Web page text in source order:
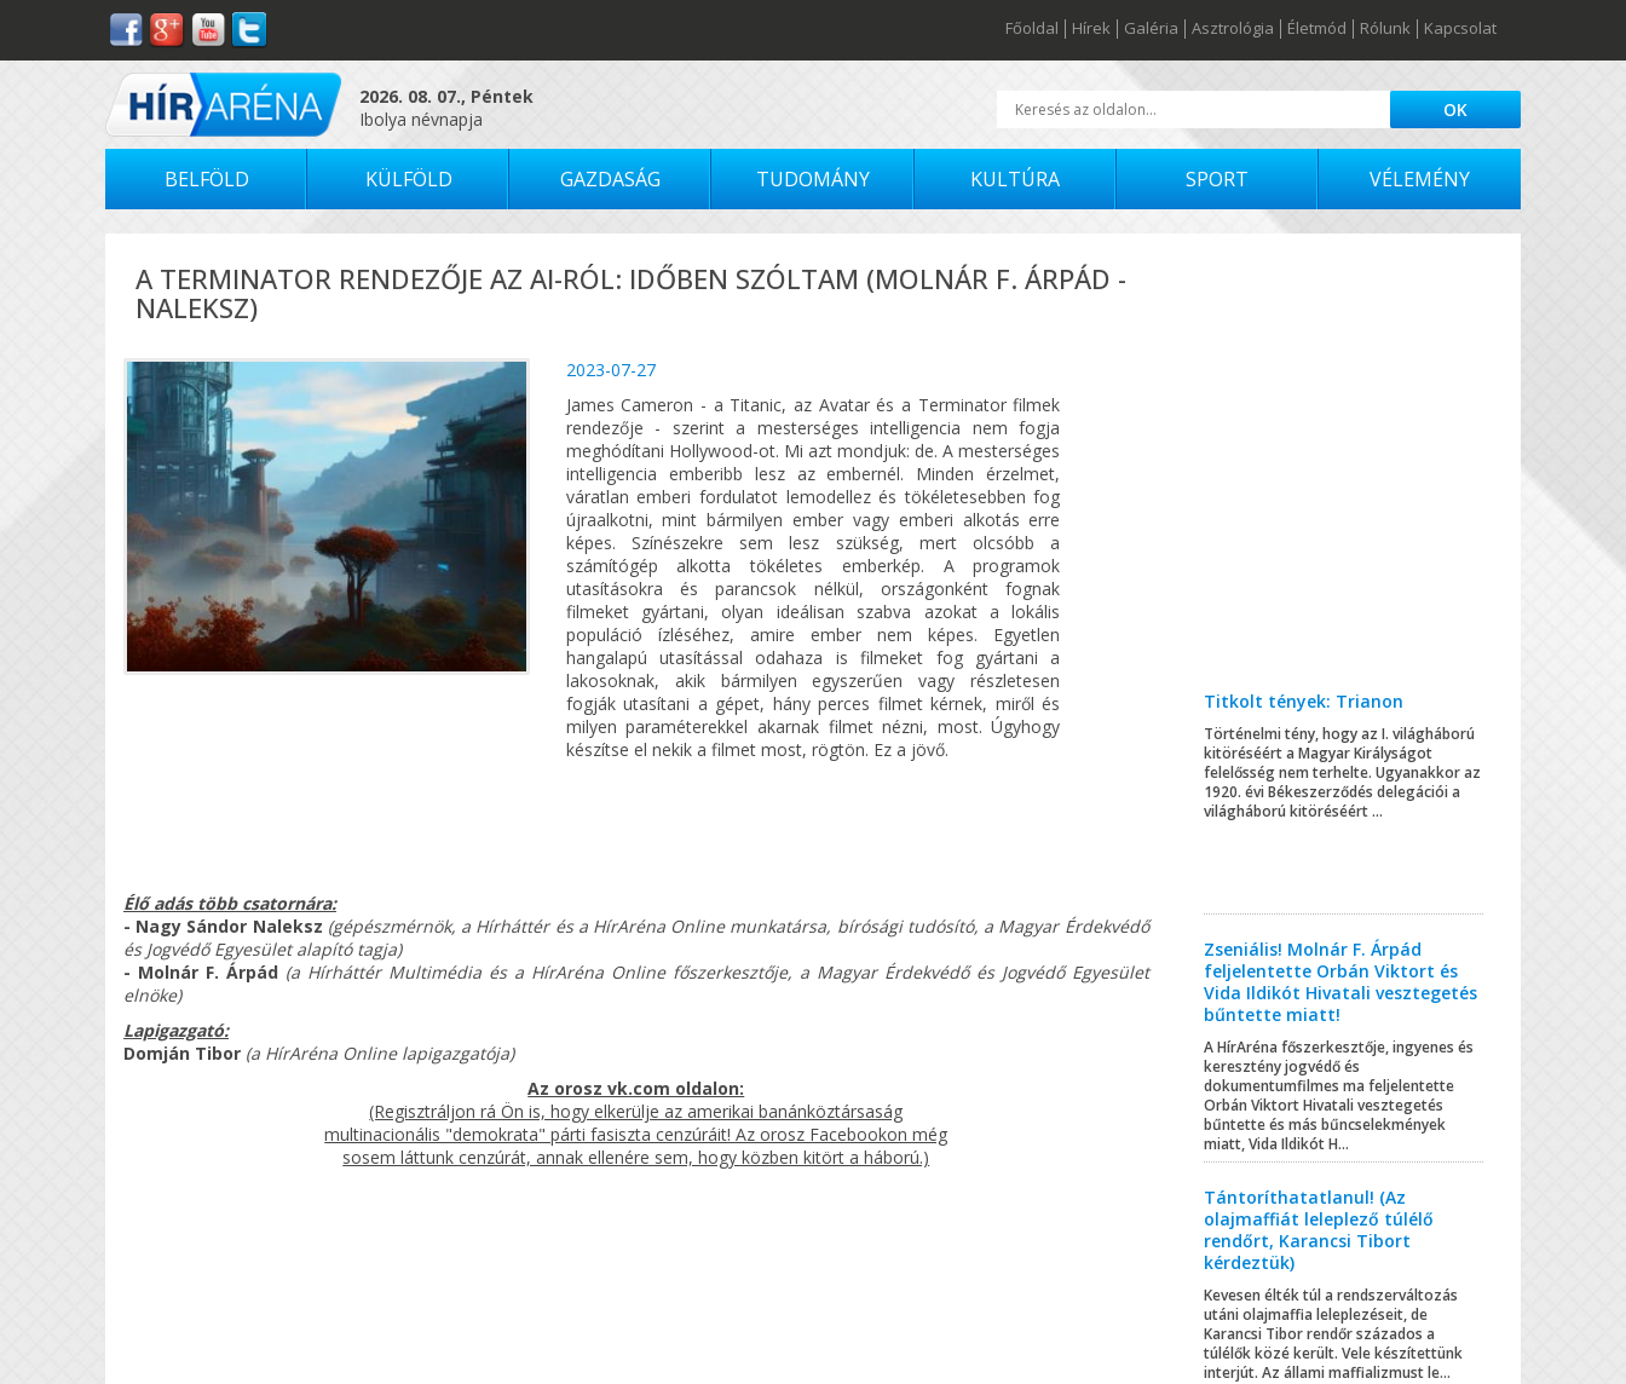
Főoldal Hírek Galéria Asztrológia Életmód Rólunk Kapcsolat
2026. 08. 07., Péntek
Ibolya névnapja
BELFÖLD KÜLFÖLD GAZDASÁG TUDOMÁNY KULTÚRA SPORT VÉLEMÉNY
A TERMINATOR RENDEZŐJE AZ AI-RÓL: IDŐBEN SZÓLTAM (MOLNÁR F. ÁRPÁD -
NALEKSZ)
2023-07-27
James Cameron - a Titanic, az Avatar és a Terminator filmek
rendezője - szerint a mesterséges intelligencia nem fogja
meghódítani Hollywood-ot. Mi azt mondjuk: de. A mesterséges
intelligencia emberibb lesz az embernél. Minden érzelmet,
váratlan emberi fordulatot lemodellez és tökéletesebben fog
újraalkotni, mint bármilyen ember vagy emberi alkotás erre
képes. Színészekre sem lesz szükség, mert olcsóbb a
számítógép alkotta tökéletes emberkép. A programok
utasításokra és parancsok nélkül, országonként fognak
filmeket gyártani, olyan ideálisan szabva azokat a lokális
populáció ízléséhez, amire ember nem képes. Egyetlen
hangalapú utasítással odahaza is filmeket fog gyártani a
lakosoknak, akik bármilyen egyszerűen vagy részletesen
fogják utasítani a gépet, hány perces filmet kérnek, miről és
milyen paraméterekkel akarnak filmet nézni, most. Úgyhogy
készítse el nekik a filmet most, rögtön. Ez a jövő.
Élő adás több csatornára:
- Nagy Sándor Naleksz (gépészmérnök, a Hírháttér és a HírAréna Online munkatársa, bírósági tudósító, a Magyar Érdekvédő
és Jogvédő Egyesület alapító tagja)
- Molnár F. Árpád (a Hírháttér Multimédia és a HírAréna Online főszerkesztője, a Magyar Érdekvédő és Jogvédő Egyesület
elnöke)
Lapigazgató:
Domján Tibor (a HírAréna Online lapigazgatója)
Az orosz vk.com oldalon:
(Regisztráljon rá Ön is, hogy elkerülje az amerikai banánköztársaság
multinacionális "demokrata" párti fasiszta cenzúráit! Az orosz Facebookon még
sosem láttunk cenzúrát, annak ellenére sem, hogy közben kitört a háború.)
Titkolt tények: Trianon
Történelmi tény, hogy az I. világháború
kitöréséért a Magyar Királyságot
felelősség nem terhelte. Ugyanakkor az
1920. évi Békeszerződés delegációi a
világháború kitöréséért ...
Zseniális! Molnár F. Árpád
feljelentette Orbán Viktort és
Vida Ildikót Hivatali vesztegetés
bűntette miatt!
A HírAréna főszerkesztője, ingyenes és
keresztény jogvédő és
dokumentumfilmes ma feljelentette
Orbán Viktort Hivatali vesztegetés
bűntette és más bűncselekmények
miatt, Vida Ildikót H...
Tántoríthatatlanul! (Az
olajmaffiát leleplező túlélő
rendőrt, Karancsi Tibort
kérdeztük)
Kevesen élték túl a rendszerváltozás
utáni olajmaffia leleplezéseit, de
Karancsi Tibor rendőr százados a
túlélők közé került. Vele készítettünk
interjút. Az állami maffializmust le...